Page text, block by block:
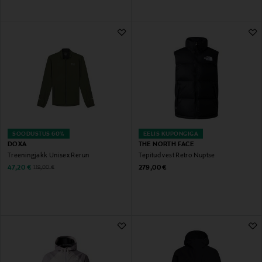
SOODUSTUS 60%
DOXA
Treeningjakk Unisex Rerun
Discounted Price
47,20 € Original Price
119,00 €
EELIS KUPONGIGA
THE NORTH FACE
Tepitud vest Retro Nuptse
Original Price
279,00 €